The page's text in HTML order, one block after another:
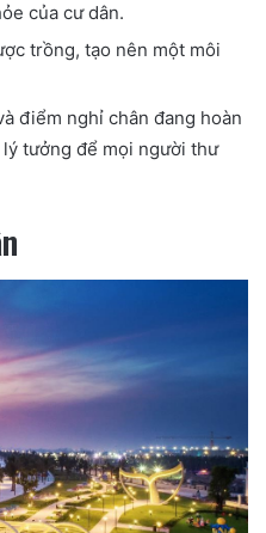
của cư dân.
trồng, tạo nên một môi
điểm nghỉ chân đang hoàn
tưởng để mọi người thư